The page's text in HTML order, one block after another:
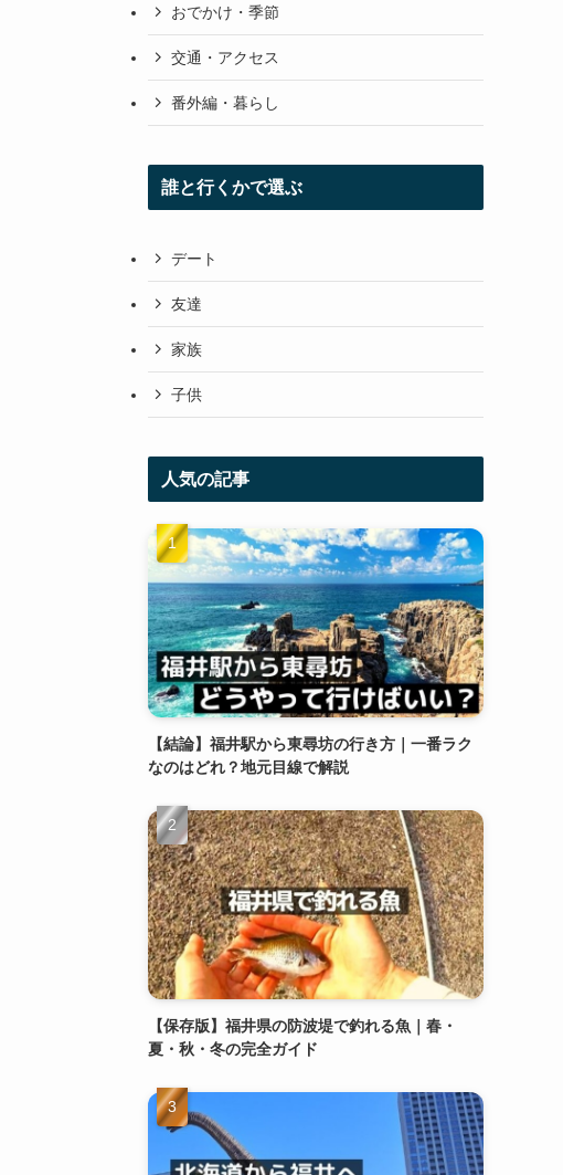
おでかけ・季節
交通・アクセス
番外編・暮らし
誰と行くかで選ぶ
デート
友達
家族
子供
人気の記事
【結論】福井駅から東尋坊の行き方｜一番ラク
なのはどれ？地元目線で解説
【保存版】福井県の防波堤で釣れる魚｜春・
夏・秋・冬の完全ガイド